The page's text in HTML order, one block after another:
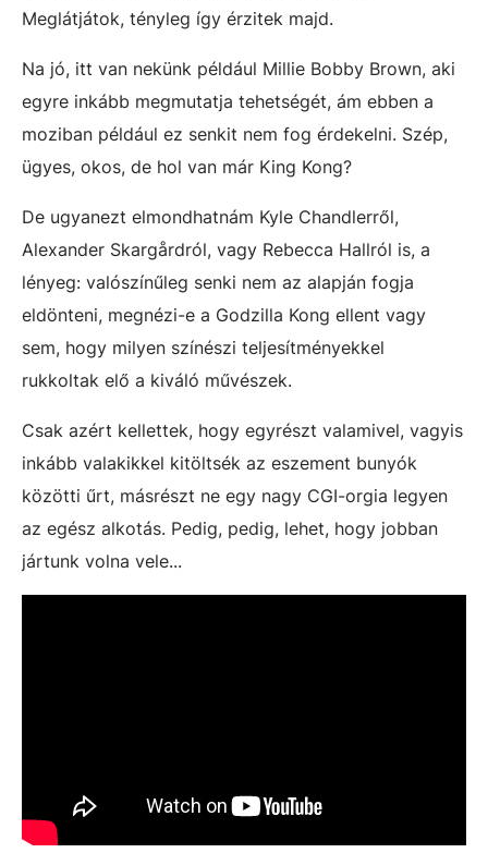
Meglátjátok, tényleg így érzitek majd.
Na jó, itt van nekünk például Millie Bobby Brown, aki
egyre inkább megmutatja tehetségét, ám ebben a
moziban például ez senkit nem fog érdekelni. Szép,
ügyes, okos, de hol van már King Kong?
De ugyanezt elmondhatnám Kyle Chandlerről,
Alexander Skargårdról, vagy Rebecca Hallról is, a
lényeg: valószínűleg senki nem az alapján fogja
eldönteni, megnézi-e a Godzilla Kong ellent vagy
sem, hogy milyen színészi teljesítményekkel
rukkoltak elő a kiváló művészek.
Csak azért kellettek, hogy egyrészt valamivel, vagyis
inkább valakikkel kitöltsék az eszement bunyók
közötti űrt, másrészt ne egy nagy CGI-orgia legyen
az egész alkotás. Pedig, pedig, lehet, hogy jobban
jártunk volna vele...